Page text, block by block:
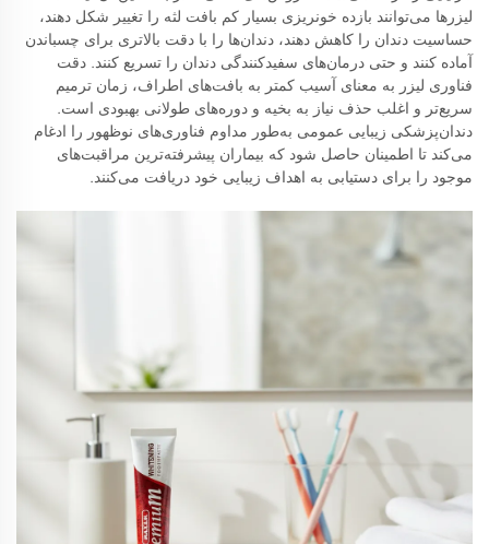
لیزرها می‌توانند بازده خونریزی بسیار کم بافت لثه را تغییر شکل دهند،
حساسیت دندان را کاهش دهند، دندان‌ها را با دقت بالاتری برای چسباندن
آماده کنند و حتی درمان‌های سفیدکنندگی دندان را تسریع کنند. دقت
فناوری لیزر به معنای آسیب کمتر به بافت‌های اطراف، زمان ترمیم
سریع‌تر و اغلب حذف نیاز به بخیه و دوره‌های طولانی بهبودی است.
دندان‌پزشکی زیبایی عمومی به‌طور مداوم فناوری‌های نوظهور را ادغام
می‌کند تا اطمینان حاصل شود که بیماران پیشرفته‌ترین مراقبت‌های
موجود را برای دستیابی به اهداف زیبایی خود دریافت می‌کنند.